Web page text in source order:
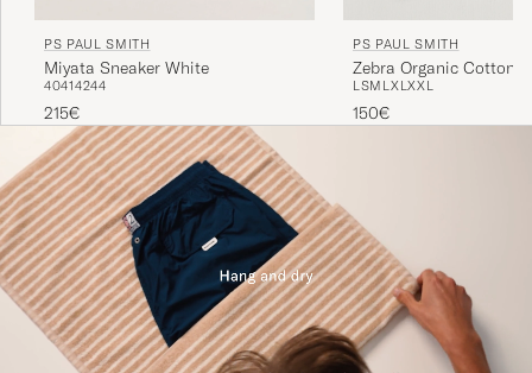
PS PAUL SMITH
Miyata Sneaker White
40414244
215€
PS PAUL SMITH
Zebra Organic Cotton
Navy
LSM LXLXXL
150€